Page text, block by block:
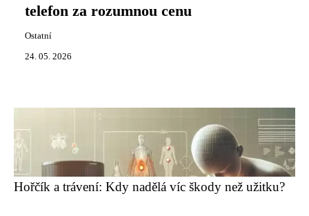
telefon za rozumnou cenu
Ostatní
24. 05. 2026
Hořčík a trávení: Kdy nadělá víc škody než užitku?